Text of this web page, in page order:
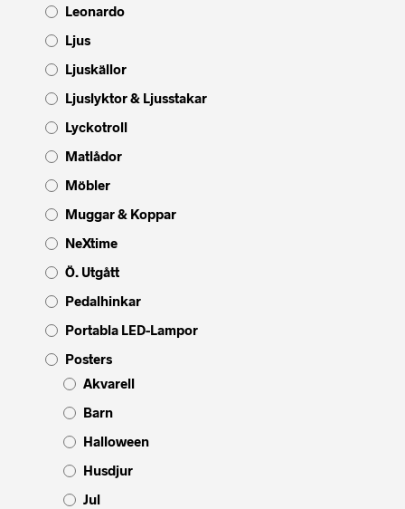
Leonardo
Ljus
Ljuskällor
Ljuslyktor & Ljusstakar
Lyckotroll
Matlådor
Möbler
Muggar & Koppar
NeXtime
Ö. Utgått
Pedalhinkar
Portabla LED-Lampor
Posters
Akvarell
Barn
Halloween
Husdjur
Jul